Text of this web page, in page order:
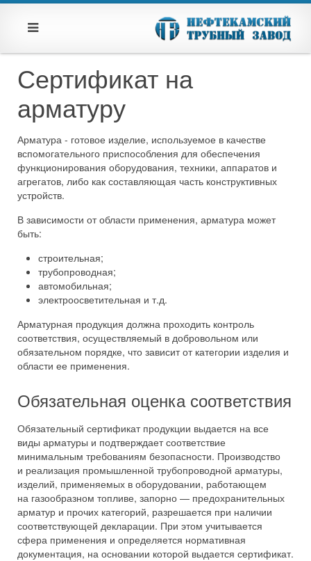
Сертификат на
арматуру
Арматура - готовое изделие, используемое в качестве
вспомогательного приспособления для обеспечения
функционирования оборудования, техники, аппаратов и
агрегатов, либо как составляющая часть конструктивных
устройств.
В зависимости от области применения, арматура может
быть:
строительная;
трубопроводная;
автомобильная;
электроосветительная и т.д.
Арматурная продукция должна проходить контроль
соответствия, осуществляемый в добровольном или
обязательном порядке, что зависит от категории изделия и
области ее применения.
Обязательная оценка соответствия
Обязательный сертификат продукции выдается на все
виды арматуры и подтверждает соответствие
минимальным требованиям безопасности. Производство
и реализация промышленной трубопроводной арматуры,
изделий, применяемых в оборудовании, работающем
на газообразном топливе, запорно — предохранительных
арматур и прочих категорий, разрешается при наличии
соответствующей декларации. При этом учитывается
сфера применения и определяется нормативная
документация, на основании которой выдается сертификат.